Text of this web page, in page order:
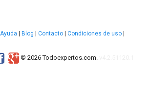
Ayuda | Blog | Contacto | Condiciones de uso |
© 2026 Todoexpertos.com.